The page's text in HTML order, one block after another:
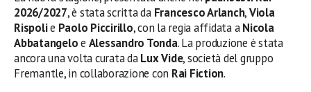
2026/2027, è stata scritta da Francesco Arlanch,Viola
Rispolie Paolo Piccirillo, con la regia affidata aNicola
Abbatangeloe Alessandro Tonda. La produzione è stata
ancora una volta curata daLux Vide, società del gruppo
Fremantle, in collaborazione con Rai Fiction.